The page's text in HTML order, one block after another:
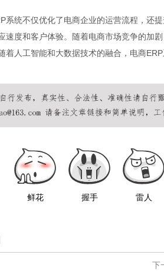
系统不仅优化了电商企业的运营流程，还
速度和客户体验。随着电商市场竞争的加
着人工智能和大数据技术的融合，电商
鲜花 握手 雷人
下